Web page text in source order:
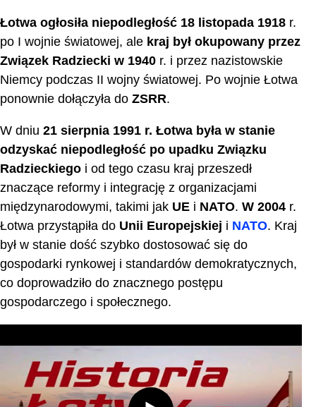
Łotwa ogłosiła niepodległość 18 listopada 1918 r.
po I wojnie światowej, ale kraj był okupowany przez
Związek Radziecki w 1940 r. i przez nazistowskie
Niemcy podczas II wojny światowej. Po wojnie Łotwa
ponownie dołączyła do ZSRR.
W dniu 21 sierpnia 1991 r. Łotwa była w stanie
odzyskać niepodległość po upadku Związku
Radzieckiego i od tego czasu kraj przeszedł
znaczące reformy i integrację z organizacjami
międzynarodowymi, takimi jak UE i NATO. W 2004 r.
Łotwa przystąpiła do Unii Europejskiej i NATO. Kraj
był w stanie dość szybko dostosować się do
gospodarki rynkowej i standardów demokratycznych,
co doprowadziło do znacznego postępu
gospodarczego i społecznego.